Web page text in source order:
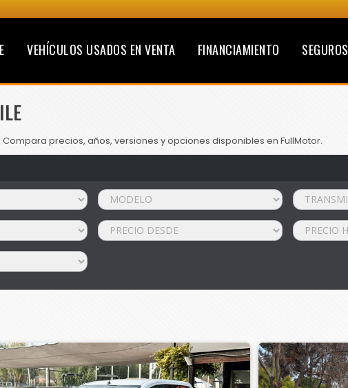
VEHÍCULOS USADOS EN VENTA FINANCIAMIENTO SEGUROS
precios, años, versiones y opciones disponibles en FullMotor.